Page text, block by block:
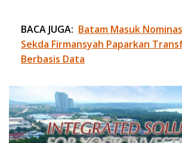
BACA JUGA: Batam Masuk
Sekda Firmansyah Paparkan
Berbasis Data